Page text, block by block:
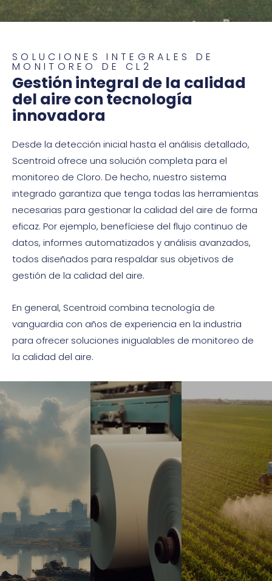
Química
La industria cloro-álcali es la mayor
fuente de cloro gaseoso. En el
proceso cloro-álcali, el cloro gaseoso
se produce mediante la electrólisis
Este proceso también produce
hidróxido de sodio (sosa cáustica) y
gas hidrógeno.
SOLUCIONES INTEGRALES DE
MONITOREO DE CL2
Gestión integral de la calidad
del aire con tecnología
innovadora
Desde la detección inicial hasta el análisis detallado,
Scentroid ofrece una solución completa para el
monitoreo de Cloro. De hecho, nuestro sistema
integrado garantiza que tenga todas las herramientas
necesarias para gestionar la calidad del aire de forma
eficaz. Por ejemplo, benefíciese del flujo continuo de
datos, informes automatizados y análisis avanzados,
todos diseñados para respaldar sus objetivos de
gestión de la calidad del aire.
En general, Scentroid combina tecnología de
vanguardia con años de experiencia en la industria
para ofrecer soluciones inigualables de monitoreo de
la calidad del aire.